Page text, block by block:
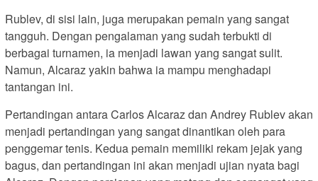
Rublev, di sisi lain, juga merupakan pemain yang sangat
tangguh. Dengan pengalaman yang sudah terbukti di
berbagai turnamen, ia menjadi lawan yang sangat sulit.
Namun, Alcaraz yakin bahwa ia mampu menghadapi
tantangan ini.
Pertandingan antara Carlos Alcaraz dan Andrey Rublev akan
menjadi pertandingan yang sangat dinantikan oleh para
penggemar tenis. Kedua pemain memiliki rekam jejak yang
bagus, dan pertandingan ini akan menjadi ujian nyata bagi